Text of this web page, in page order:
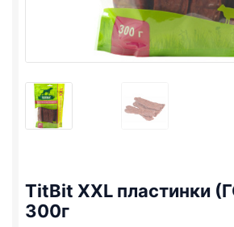
TitBit XXL пластинки
300г